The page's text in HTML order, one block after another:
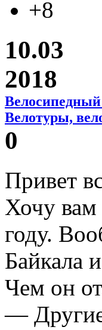
+8
10.03
2018
Велотуры,
0
Привет
Хочу вам
году.
Байкала
Чем он
—